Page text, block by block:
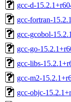
gcc-d-
gcc-fortran-
gcc-gcobol-
gcc-go-
gcc-libs-
gcc-m2-
gcc-objc-